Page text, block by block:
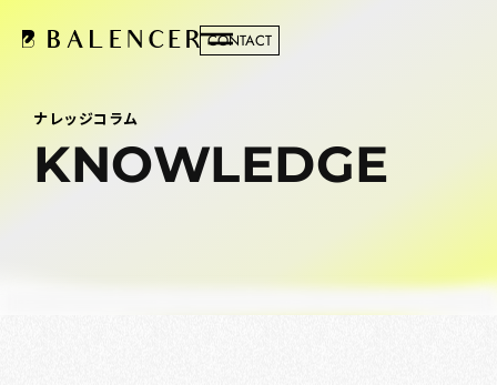
CONTACT
ナレッジコラム
KNOWLEDGE